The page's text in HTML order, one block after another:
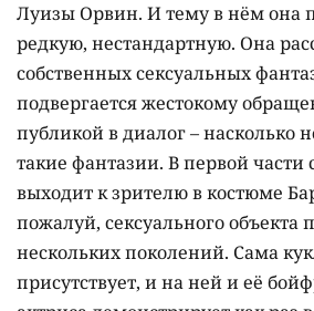
Луизы Орвин. И тему в нём она
редкую, нестандартную. Она
собственных сексуальных
подвергается жестокому
публикой в диалог – насколько
такие фантазии. В первой части
выходит к зрителю в костюме
пожалуй, сексуального объекта
нескольких поколений. Сама
присутствует, и на ней и её